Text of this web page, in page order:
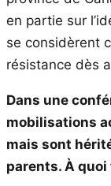
en partie sur
se considèrent
résistance dès
Dans une
mobilisations
mais sont
parents. À